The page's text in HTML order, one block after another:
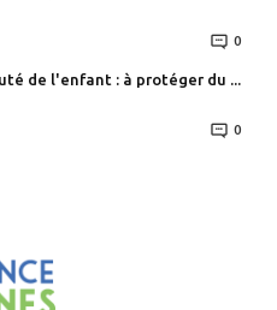
0
Grains de beauté de l'enfant : à protéger du ...
0